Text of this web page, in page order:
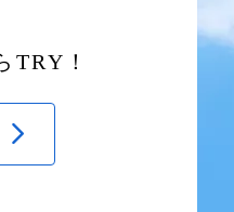
TRY！